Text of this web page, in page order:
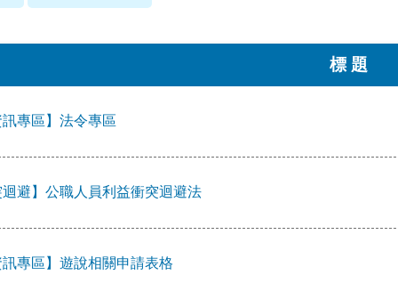
標 題
專區】法令專區
避】公職人員利益衝突迴避法
專區】遊說相關申請表格